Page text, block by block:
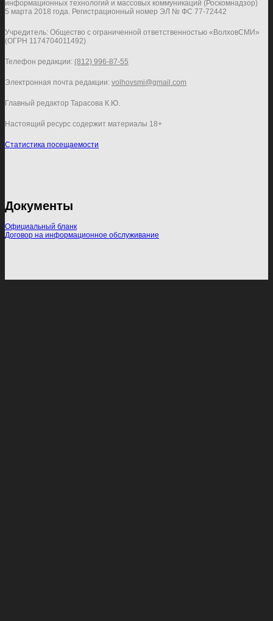
информационных технологий и массовых коммуникаций (Роскомнадзор)
5 марта 2018 года. Регистрационный номер ЭЛ № ФС 77-72442
Учредитель: Общество с ограниченной ответственностью «ВолховСМИ»
(ОГРН 1174704011492)
Телефон редакции: (812) 996-87-55
Электронная почта редакции: volhovsmi@gmail.com
Главный редактор Тарасова К.Ю.
Настоящий ресурс содержит материалы 18+
Статистика посещаемости
Документы
Официальный бланк
Договор на информационное обслуживание